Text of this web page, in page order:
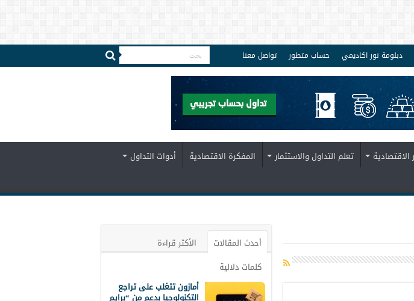
دبلومة نور اكاديمي حساب متطور تواصل معنا
الاقتصادية تعلم التداول والاستثمار المفكرة الاقتصادية
أدوات التداول
أحدث المقالات
الأكثر قراءة
كلمات دلالية
أمازون تتغلب على تراجع
التكنولوجيا بدعم من “برايم